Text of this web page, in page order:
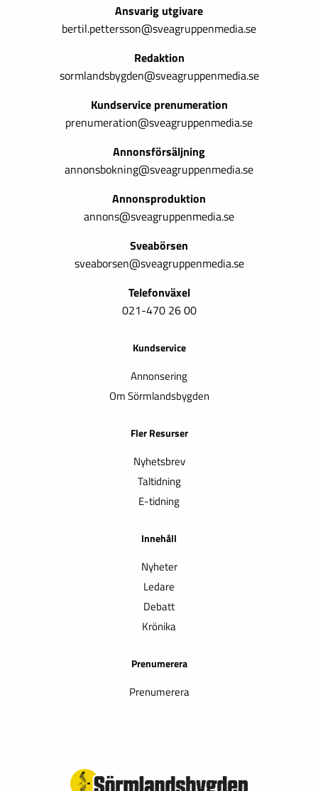
Ansvarig utgivare
bertil.pettersson@sveagruppenmedia.se
Redaktion
sormlandsbygden@sveagruppenmedia.se
Kundservice prenumeration
prenumeration@sveagruppenmedia.se
Annonsförsäljning
annonsbokning@sveagruppenmedia.se
Annonsproduktion
annons@sveagruppenmedia.se
Sveabörsen
sveaborsen@sveagruppenmedia.se
Telefonväxel
021-470 26 00
Kundservice
Annonsering
Om Sörmlandsbygden
Fler Resurser
Nyhetsbrev
Taltidning
E-tidning
Innehåll
Nyheter
Ledare
Debatt
Krönika
Prenumerera
Prenumerera